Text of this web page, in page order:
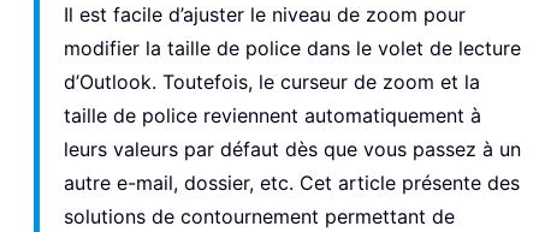
Il est facile d’ajuster le niveau de zoom pour
modifier la taille de police dans le volet de lecture
d’Outlook. Toutefois, le curseur de zoom et la
taille de police reviennent automatiquement à
leurs valeurs par défaut dès que vous passez à un
autre e-mail, dossier, etc. Cet article présente des
solutions de contournement permettant de